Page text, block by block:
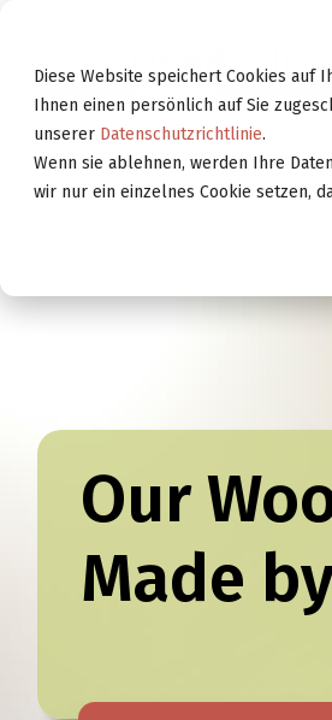
Diese Website speichert Cookies auf
Ihnen einen persönlich auf Sie
unserer Datenschutzrichtlinie.
Wenn sie ablehnen, werden Ihre
wir nur ein einzelnes Cookie setzen,
Website
Our
Made